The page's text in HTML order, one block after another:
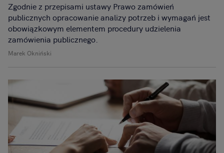
Marek Okniński
Zgodnie z przepisami ustawy Prawo zamówień
publicznych opracowanie analizy potrzeb i wymagań jest
obowiązkowym elementem procedury udzielenia
zamówienia publicznego.